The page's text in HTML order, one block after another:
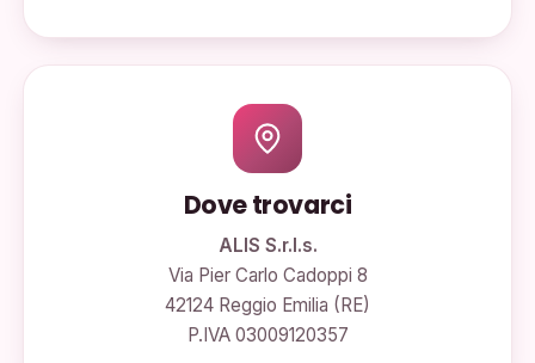
Dove trovarci
ALIS S.r.l.s.
Via Pier Carlo Cadoppi 8
42124 Reggio Emilia (RE)
P.IVA 03009120357